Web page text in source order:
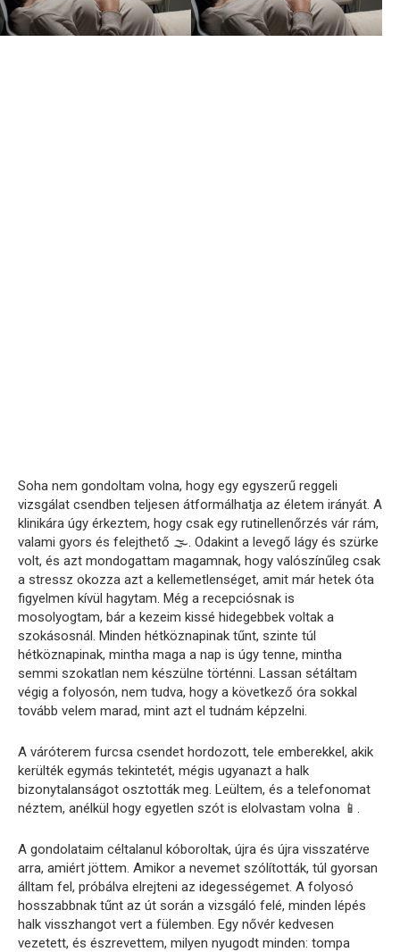
Soha nem gondoltam volna, hogy egy egyszerű reggeli
vizsgálat csendben teljesen átformálhatja az életem irányát. A
klinikára úgy érkeztem, hogy csak egy rutinellenőrzés vár rám,
valami gyors és felejthető 🌫️. Odakint a levegő lágy és szürke
volt, és azt mondogattam magamnak, hogy valószínűleg csak
a stressz okozza azt a kellemetlenséget, amit már hetek óta
figyelmen kívül hagytam. Még a recepciósnak is
mosolyogtam, bár a kezeim kissé hidegebbek voltak a
szokásosnál. Minden hétköznapinak tűnt, szinte túl
hétköznapinak, mintha maga a nap is úgy tenne, mintha
semmi szokatlan nem készülne történni. Lassan sétáltam
végig a folyosón, nem tudva, hogy a következő óra sokkal
tovább velem marad, mint azt el tudnám képzelni.
A váróterem furcsa csendet hordozott, tele emberekkel, akik
kerülték egymás tekintetét, mégis ugyanazt a halk
bizonytalanságot osztották meg. Leültem, és a telefonomat
néztem, anélkül hogy egyetlen szót is elolvastam volna 📱.
A gondolataim céltalanul kóboroltak, újra és újra visszatérve
arra, amiért jöttem. Amikor a nevemet szólították, túl gyorsan
álltam fel, próbálva elrejteni az idegességemet. A folyosó
hosszabbnak tűnt az út során a vizsgáló felé, minden lépés
halk visszhangot vert a fülemben. Egy nővér kedvesen
vezetett, és észrevettem, milyen nyugodt minden: tompa